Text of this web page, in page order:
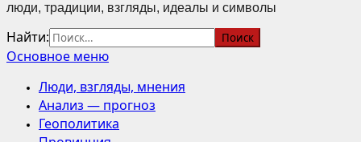
люди, традиции, взгляды, идеалы и символы
Найти:
Основное меню
Люди, взгляды, мнения
Анализ — прогноз
Геополитика